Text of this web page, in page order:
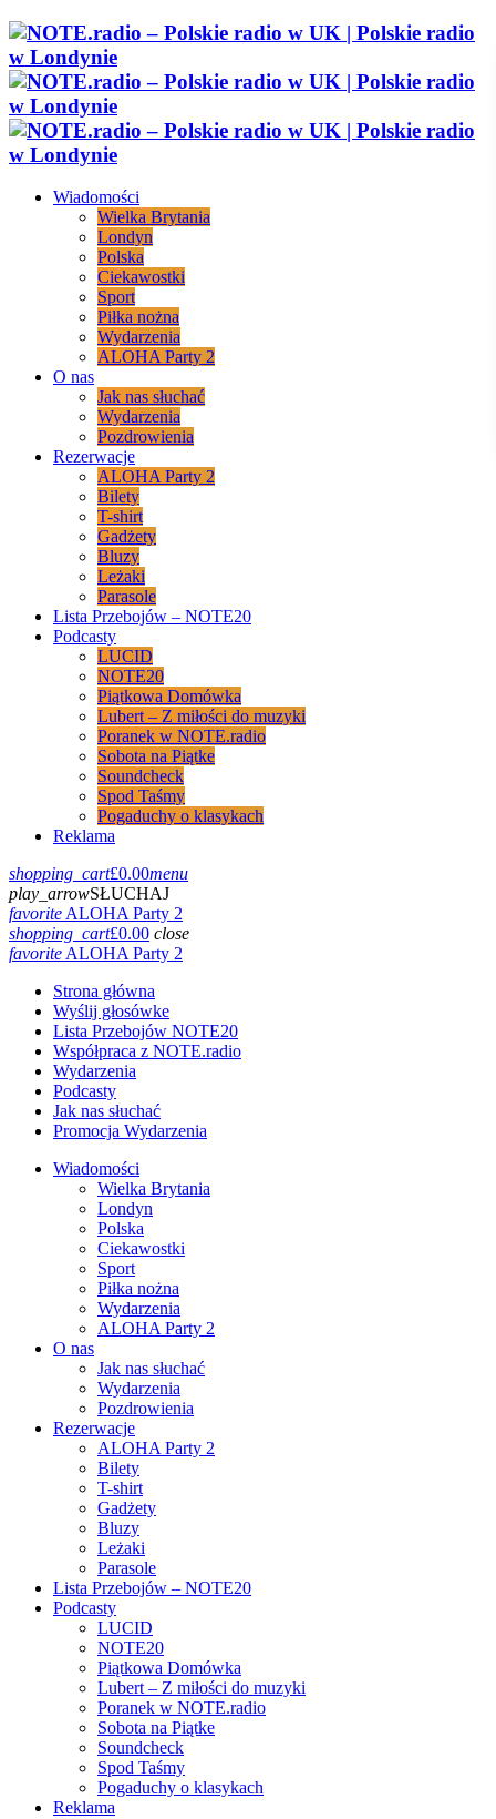
Wiadomości
Wielka Brytania
Londyn
Polska
Ciekawostki
Sport
Piłka nożna
Wydarzenia
ALOHA Party 2
O nas
Jak nas słuchać
Wydarzenia
Pozdrowienia
Rezerwacje
ALOHA Party 2
Bilety
T-shirt
Gadżety
Bluzy
Leżaki
Parasole
Lista Przebojów – NOTE20
Podcasty
LUCID
NOTE20
Piątkowa Domówka
Lubert – Z miłości do muzyki
Poranek w NOTE.radio
Sobota na Piątke
Soundcheck
Spod Taśmy
Pogaduchy o klasykach
Reklama
shopping_cart£0.00menu
play_arrowSŁUCHAJ
favoriteALOHA Party 2
shopping_cart£0.00 close
favoriteALOHA Party 2
Strona główna
Wyślij głosówke
Lista Przebojów NOTE20
Współpraca z NOTE.radio
Wydarzenia
Podcasty
Jak nas słuchać
Promocja Wydarzenia
Wiadomości
Wielka Brytania
Londyn
Polska
Ciekawostki
Sport
Piłka nożna
Wydarzenia
ALOHA Party 2
O nas
Jak nas słuchać
Wydarzenia
Pozdrowienia
Rezerwacje
ALOHA Party 2
Bilety
T-shirt
Gadżety
Bluzy
Leżaki
Parasole
Lista Przebojów – NOTE20
Podcasty
LUCID
NOTE20
Piątkowa Domówka
Lubert – Z miłości do muzyki
Poranek w NOTE.radio
Sobota na Piątke
Soundcheck
Spod Taśmy
Pogaduchy o klasykach
Reklama